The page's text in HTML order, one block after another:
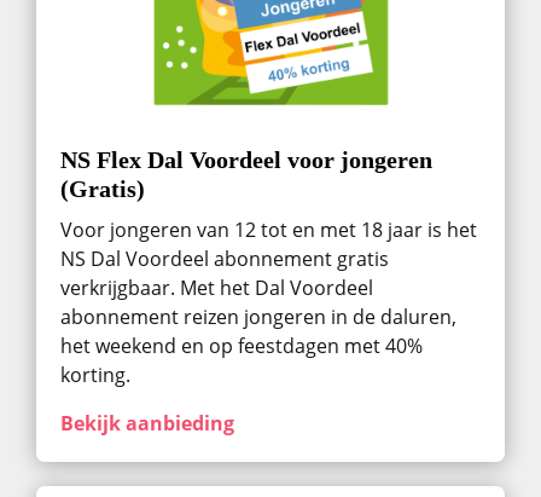
NS Flex Dal Voordeel voor jongeren
(Gratis)
Voor jongeren van 12 tot en met 18 jaar is het
NS Dal Voordeel abonnement gratis
verkrijgbaar. Met het Dal Voordeel
abonnement reizen jongeren in de daluren,
het weekend en op feestdagen met 40%
korting.
Bekijk aanbieding